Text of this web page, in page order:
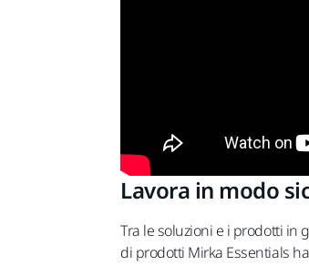
Lavora in modo
Tra le soluzioni e i prodotti in
di prodotti Mirka Essentials